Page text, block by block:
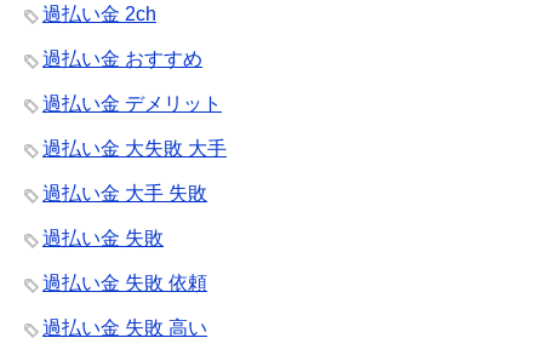
過払い金 2ch
過払い金 おすすめ
過払い金 デメリット
過払い金 大失敗 大手
過払い金 大手 失敗
過払い金 失敗
過払い金 失敗 依頼
過払い金 失敗 高い